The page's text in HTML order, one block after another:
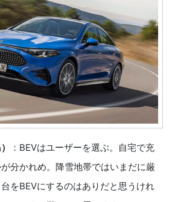
：BEVはユーザーを選ぶ。自宅で充
分かれめ。降雪地帯ではいまだに厳
をBEVにするのはありだと思うけれ